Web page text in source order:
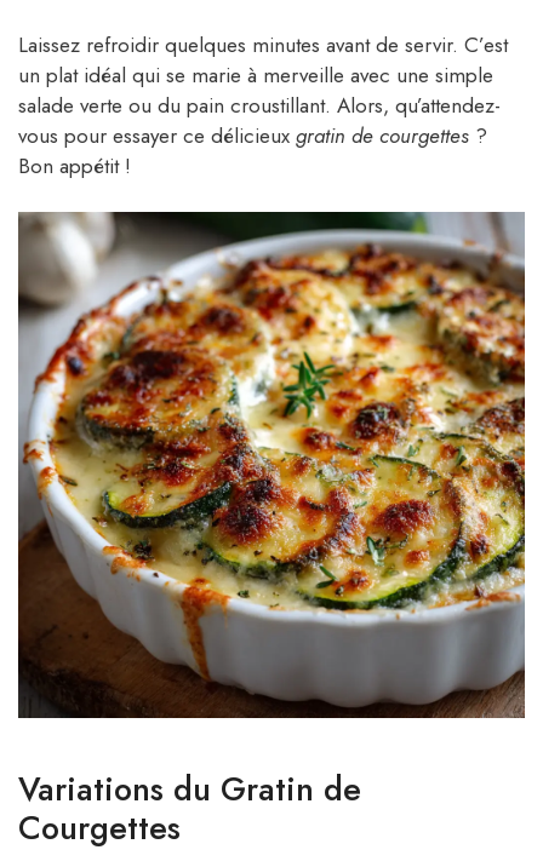
Laissez refroidir quelques minutes avant de servir. C’est
un plat idéal qui se marie à merveille avec une simple
salade verte ou du pain croustillant. Alors, qu’attendez-
vous pour essayer ce délicieux gratin de courgettes ?
Bon appétit !
Variations du Gratin de
Courgettes